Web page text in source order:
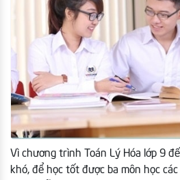
Vì chương trình Toán Lý Hóa lớp 9
khó, để học tốt được ba môn học